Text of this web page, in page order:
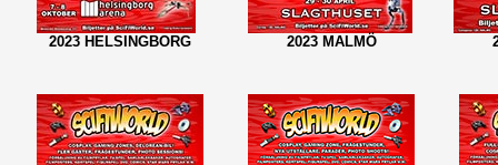
2023 HELSINGBORG 2023 MALMÖ